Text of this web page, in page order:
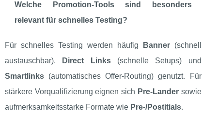
Welche Promotion‑Tools sind besonders
relevant für schnelles Testing?
Für schnelles Testing werden häufig Banner(schnell
austauschbar),
Direct Links(schnelle Setups) und
Smartlinks (automatisches Offer‑Routing) genutzt. Für
stärkere Vorqualifizierung eignen sich Pre‑Landersowie
aufmerksamkeitsstarke Formate wie Pre‑/Postitials.